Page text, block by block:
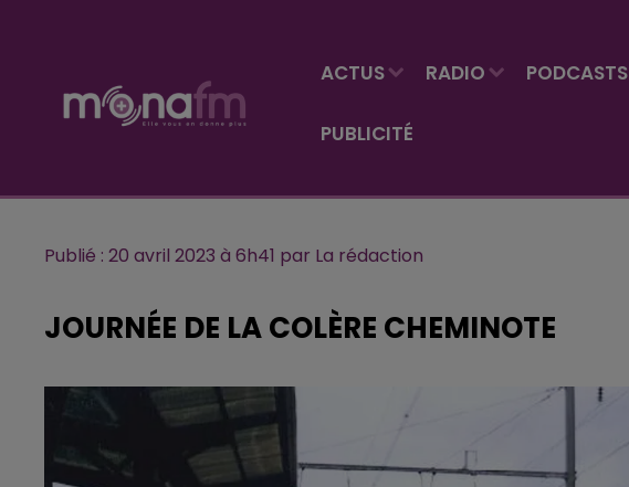
ACTUS RADIO PODCASTS
PUBLICITÉ
Publié : 20 avril 2023 à 6h41 par La rédaction
JOURNÉE DE LA COLÈRE CHEMINOTE